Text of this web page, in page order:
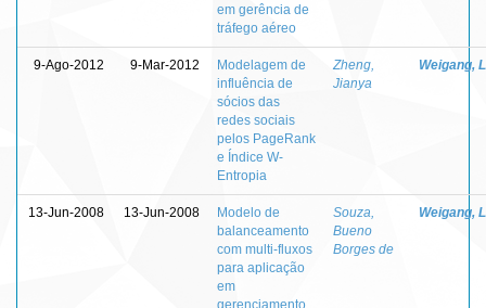
em gerência de
tráfego aéreo
9-Ago-2012 9-Mar-2012
Modelagem de
influência de
sócios das
redes sociais
pelos PageRank
e Índice W-
Entropia
Zheng,
Jianya
Weigang,
13-Jun-2008 13-Jun-2008
Modelo de
balanceamento
com multi-fluxos
para aplicação
em
gerenciamento
Souza,
Bueno
Borges de
Weigang,